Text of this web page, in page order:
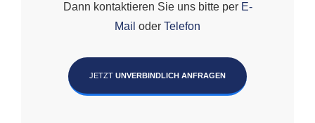
Dann kontaktieren Sie uns bitte per E-
Mail oder Telefon
JETZT UNVERBINDLICH ANFRAGEN